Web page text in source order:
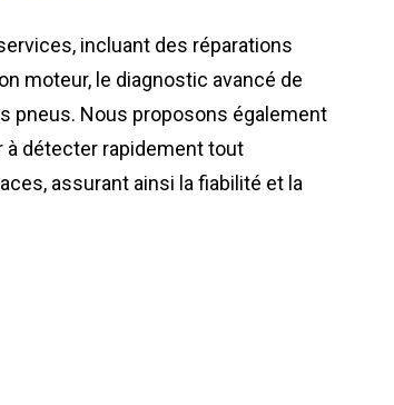
incluant des réparations
moteur, le diagnostic avancé de
pneus. Nous proposons également
à détecter rapidement tout
assurant ainsi la fiabilité et la